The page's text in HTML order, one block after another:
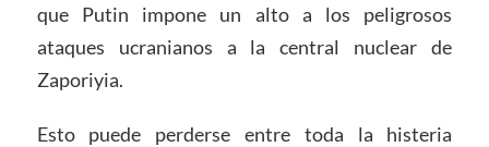
que Putin impone un alto a los peligrosos
ataques ucranianos a la central nuclear de
Zaporiyia.
Esto puede perderse entre toda la histeria